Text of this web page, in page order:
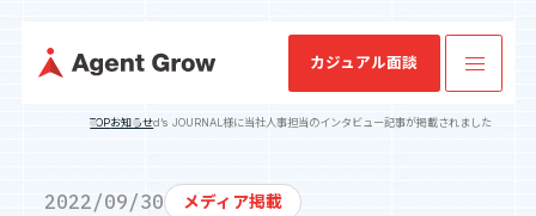
カジュアル面談
TOP
TOPお知らせd’s JOURNAL様に当社人事担当のインタビュー記事が掲載されました
2022/09/30 メディア掲載